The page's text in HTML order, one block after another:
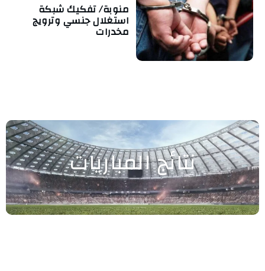
منوبة/ تفكيك شبكة
استغلال جنسي وترويج
مخدرات
نتائج المباريات